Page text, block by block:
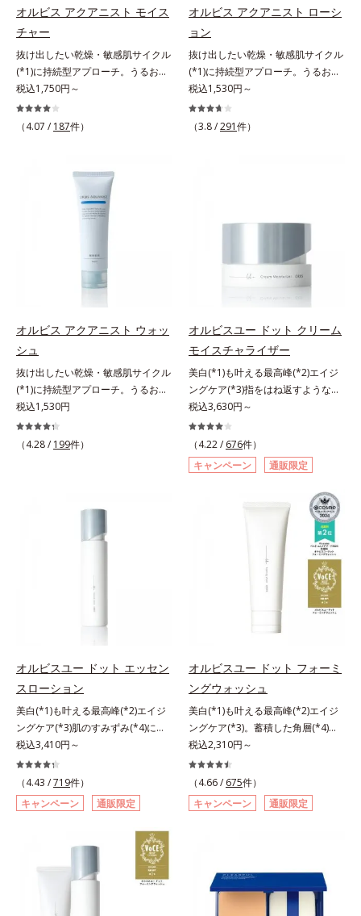
ルコシド（保湿）で形成するミセル
*4 炭酸ジカプリリル*5 乾燥や汚れ
による*6 キメの乱れによる＜使用
量目安＞適量＜使用ステップ＞オル
ビス ザ クレンジング オイル ⇒
洗顔料 ⇒ 化粧水 ⇒ 保湿液
※W洗顔が必要です＜使用方法＞1.
適量（2プッシュ程度）をとり、手
イクとよくなじませます。※落ちに
くいメイクを落とす際は、乾いた手
にとり、メイクとしっかりなじませ
てください。3.メイクとなじんだ
します。4.その後、洗顔料で洗顔し
てください。各商品の詳しい情報は
商品ページをご覧ください。・
*3 色みのこと*4 トリエトキシカプ
リリルシラン配合＝保湿成分*5 ス
クワラン、ヒアルロン酸Na、加水
分解コラーゲン
イ酸、ジメチコン配合＝汗や水、皮
脂をはじき、メイクくずれを防ぐ成
分*2 オリーブ葉エキス、ゴレンシ
葉エキス、加水分解ヒアルロン酸、
異性化糖配合＝保湿成分【ご使用方
法】2層タイプなので、必ず容器を
よく振ってからお使いください。メ
イクの仕上げに、顔から20cm程度
オルビス アクアニスト モイス
チャー
抜け出したい乾燥・敏感肌サイクル
(*1)に持続型アプローチ。うるおい
を追求した敏感肌用保湿スキンケア
(*2)。うるおいを逃し、刺激を受け
やすい角層の“乾燥敏感スランプ
望の敏感肌用保湿スキンケアライン
「オルビス アクアニスト」。乾燥
敏感スランプの原因にアプローチす
る持続型トリプルアミノ酸(*4)を配
異物として排出されにくく、肌にと
どまってうるおいを蓄えてくれま
す。刺激を受けやすくなった角層を
うるおいで満たし、脱・敏感肌を目
指します。無油分・無着色・無香
不使用(*5)・パラベンフリー、6つ
のフリー処方で徹底的に肌に寄り添
います。*1 乾燥と敏感をくり返す
こと*2 敏感肌対象連用テスト済
（すべての方のお肌に合うというこ
とではありません）*3 乾燥して敏
へ導く保湿成分、植物由来アミノ酸
え、すこやかに保つ保湿成分、微生
荒れを防ぐ保湿成分*5 ウォッシュ
を除くLM＝さっぱり高保湿タイプ
（脂性肌～普通肌）RM＝しっとり
税込1,750円～
（4.07 / 187件）
オルビス アクアニスト ローシ
ョン
抜け出したい乾燥・敏感肌サイクル
(*1)に持続型アプローチ。うるおい
を追求した敏感肌用保湿スキンケア
(*2)。うるおいを逃し、刺激を受け
やすい角層の“乾燥敏感スランプ
る持続型トリプルアミノ酸(*4)を配
異物として排出されにくく、肌にと
どまってうるおいを蓄えてくれま
す。刺激を受けやすくなった角層を
うるおいで満たし、脱・敏感肌を目
指します。無油分・無着色・無香
料・アルコールフリー・界面活性剤
不使用(*5)・パラベンフリー、6つ
のフリー処方で徹底的に肌に寄り添
います。*1 乾燥と敏感をくり返す
こと*2 敏感肌対象連用テスト済
（すべての方のお肌に合うというこ
とではありません）*3 乾燥して敏
感に感じやすい状態のこと*4 発酵
＝乾燥を防ぎ、うるおいに満ちた肌
へ導く保湿成分、植物由来アミノ酸
（エルゴチオネイン）配合＝肌を整
え、すこやかに保つ保湿成分、微生
物由来アミノ酸（エクトイン）配合
＝乱れた角層にうるおいを与え、肌
荒れを防ぐ保湿成分*5 ウォッシュ
を除くLM＝さっぱり高保湿タイプ
（脂性肌～普通肌）RM＝しっとり
税込1,530円～
（3.8 /291件）
オルビス アクアニスト ウォッ
シュ
抜け出したい乾燥・敏感肌サイクル
(*1)に持続型アプローチ。うるおい
を追求した敏感肌用保湿スキンケア
(*2)。うるおいを逃し、刺激を受け
やすい角層の“乾燥敏感スランプ
「オルビス アクアニスト」。乾燥
る持続型トリプルアミノ酸(*4)を配
どまってうるおいを蓄えてくれま
す。刺激を受けやすくなった角層を
うるおいで満たし、脱・敏感肌を目
指します。無油分・無着色・無香
料・アルコールフリー・パラベンフ
リーで、徹底的に肌に寄り添いま
す。*1 乾燥と敏感をくり返すこと
*2 敏感肌対象連用テスト済（すべ
ての方のお肌に合うということでは
ありません）*3 乾燥して敏感に感
じやすい状態のこと*4 発酵アミノ
酸（ポリグルタミン酸）配合＝乾燥
を防ぎ、うるおいに満ちた肌へ導く
保湿成分、植物由来アミノ酸（エル
ゴチオネイン）配合＝肌を整え、す
こやかに保つ保湿成分、微生物由来
アミノ酸（エクトイン）配合＝乱れ
た角層にうるおいを与え、肌荒れを
税込1,530円
（4.28 / 199件）
オルビスユー ドット クリーム
モイスチャライザー
美白(*1)も叶える最高峰(*2)エイジ
ングケア(*3)指をはね返すような弾
力感が宿るハリ感 濃密フィットク
リーム。ハリも透明感(*4)も結果主
義。年齢サイン(*5)の因子に着目し
た肌科学エイジングケア(*3)シリー
ズ。オルビスユー ドットシリーズ
は、年齢による肌悩み一つ一つを対
処するのではなく、肌で起きている
ことの根本原因に着目。加齢ととも
に現れる年齢サインについて研究を
進めたところ、弾力感のない状態で
ある「ハリのなさ」や、くすみ(*6)
などが現れている状態である「透明
感のなさ」が、大人の肌印象に大き
シリーズは美容成分(*7)として
「G.D.F.アクティベーター(*8)」を
配合。そして、従来から配合してい
る美白(*1)有効成分「トラネキサム
酸」を配合しました。さらに、シリ
ーズ共通の美容成分「GLルートブ
ースター(*9)」を配合することで、
肌のふっくら感や透明感を叶えま
す。美白ケアしながら多角的なエイ
ジングケアが叶うシリーズに。3ス
す。*1 メラニンの生成を抑え、シ
ミ・ソバカスを防ぐ（ウォッシュを
税込3,630円～
（4.22 / 676件）
キャンペーン
通販限定
オルビスユー ドット エッセン
スローション
美白(*1)も叶える最高峰(*2)エイジ
ングケア(*3)肌のすみずみ(*4)にし
みわたるうるおい充満ローション。
ハリも透明感(*5)も結果主義。年齢
サイン(*6)の因子に着目した肌科学
エイジングケア(*3)シリーズ。オル
ビスユー ドットシリーズは、年齢
による肌悩み一つ一つを対処するの
ではなく、肌で起きていることの根
本原因に着目。加齢とともに現れる
年齢サインについて研究を進めたと
税込3,410円～
（4.43 /719件）
キャンペーン
通販限定
オルビスユー ドット フォーミ
ングウォッシュ
美白(*1)も叶える最高峰(*2)エイジ
ングケア(*3)。蓄積した角層(*4)を
絡めとりくすみ(*5)を晴らす高密着
マイルドピーリング(*6)洗顔料。ハ
リも透明感(*7)も結果主義。年齢サ
イン(*8)の因子に着目した肌科学エ
イジングケア(*3)シリーズ。オルビ
原因に着目。加齢とともに現れる年
齢サインについて研究を進めたとこ
税込2,310円～
（4.66 / 675件）
キャンペーン
通販限定